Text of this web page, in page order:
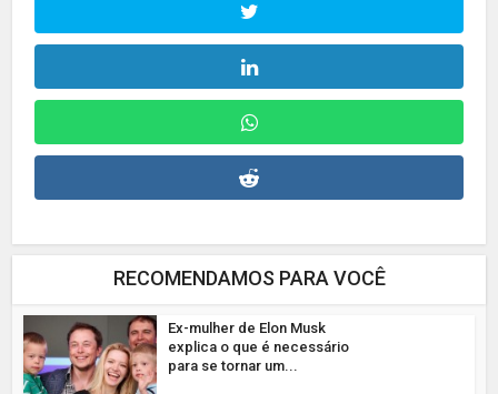
RECOMENDAMOS PARA VOCÊ
Ex-mulher de Elon Musk
explica o que é necessário
para se tornar um...